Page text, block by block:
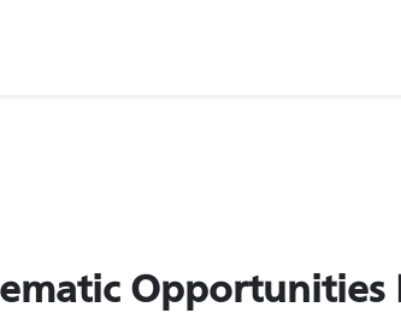
Opportunities